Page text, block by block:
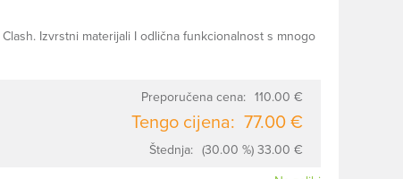
Izvrstni materijali I odlična funkcionalnost s mnogo
Preporučena cena: 110.00 €
Tengo cijena: 77.00 €
Štednja: (30.00 %) 33.00 €